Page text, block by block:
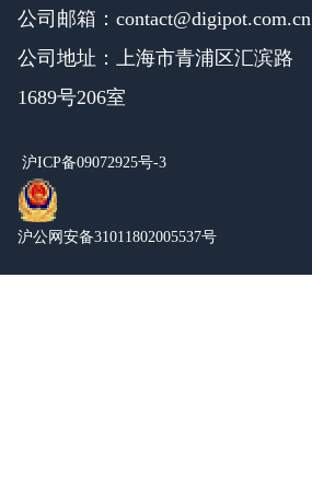
公司邮箱：contact@digipot.com.cn
公司地址：上海市青浦区汇滨路
1689号206室
沪ICP备09072925号-3
沪公网安备31011802005537号